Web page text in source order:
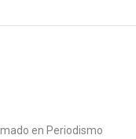
en Periodismo